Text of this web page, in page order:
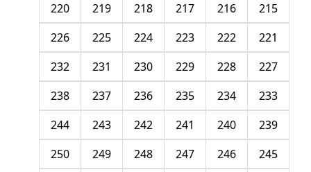
215
216
217
218
219
220
221
222
223
224
225
226
227
228
229
230
231
232
233
234
235
236
237
238
239
240
241
242
243
244
245
246
247
248
249
250